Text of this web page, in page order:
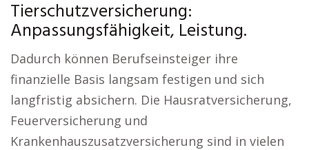
Tierschutzversicherung:
Anpassungsfähigkeit, Leistung.
Dadurch können Berufseinsteiger ihre
finanzielle Basis langsam festigen und sich
langfristig absichern. Die Hausratversicherung,
Feuerversicherung und
Krankenhauszusatzversicherung sind in vielen